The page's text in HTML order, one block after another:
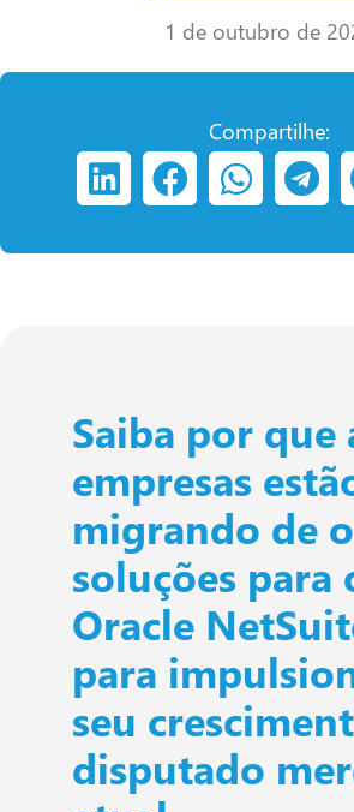
1 de outubro de
Compartilhe:
Saiba por que
empresas
migrando de
soluções para
Oracle
para
seu
disputado